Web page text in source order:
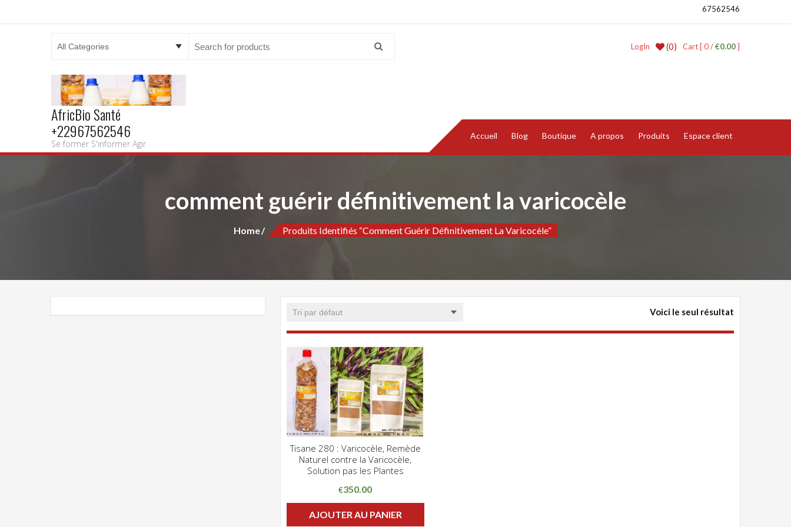
67562546
Cart [ 0 /€0.00]
(0)
LogIn
AfricBio Santé
+22967562546
Se former S'informer Agir
Accueil Blog Boutique A propos Produits Espace client
comment guérir définitivement la varicocèle
Home Produits Identifiés “comment Guérir Définitivement La Varicocèle”
Voici le seul résultat
CLIQUEZ POUR VOIR
ADD WISHLIST
Tisane 280 : Varicocèle, Remède
Naturel contre la Varicocèle,
Solution pas les Plantes
€350.00
AJOUTER AU PANIER